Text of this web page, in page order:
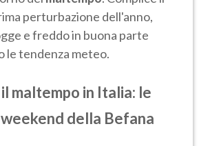
perturbazione dell'anno,
e freddo in buona parte
le tendenza meteo.
maltempo in Italia: le
della Befana